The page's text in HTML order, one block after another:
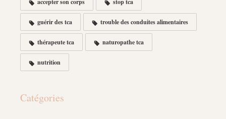
accepter son corps stop tca
guérir des tca trouble des conduites alimentaires
thérapeute tca naturopathe tca
nutrition
Catégories